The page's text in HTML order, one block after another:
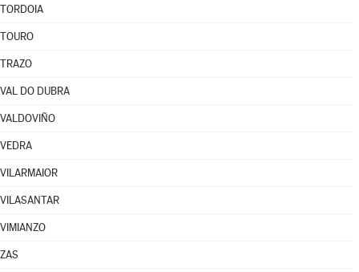
TORDOIA
TOURO
TRAZO
VAL DO DUBRA
VALDOVIÑO
VEDRA
VILARMAIOR
VILASANTAR
VIMIANZO
ZAS